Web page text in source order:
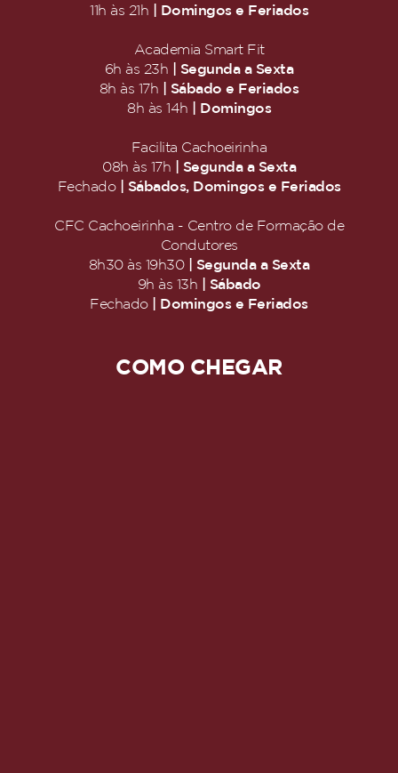
11h às 21h
| Domingos e Feriados
Academia Smart Fit
6h às 23h
| Segunda a Sexta
8h às 17h
| Sábado e Feriados
8h às 14h
| Domingos
Facilita Cachoeirinha
08h às 17h
| Segunda a Sexta
Fechado
| Sábados, Domingos e Feriados
CFC Cachoeirinha - Centro de Formação de
Condutores
8h30 às 19h30
| Segunda a Sexta
9h às 13h
| Sábado
Fechado
| Domingos e Feriados
COMO CHEGAR